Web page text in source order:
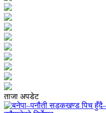
ताजा अपडेट